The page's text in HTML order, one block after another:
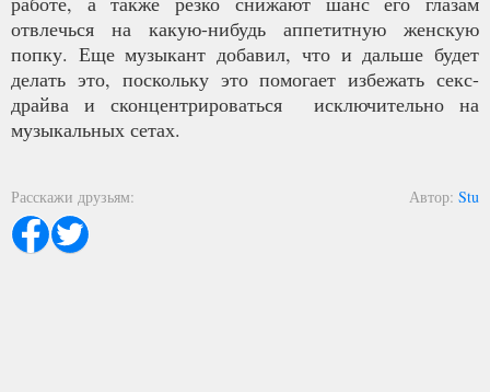
отвлечься на какую-нибудь аппетитную женскую
попку. Еще музыкант добавил, что и дальше будет
делать это, поскольку это помогает избежать секс-
драйва и сконцентрироваться исключительно на
музыкальных сетах.
Расскажи друзьям Автор Stu